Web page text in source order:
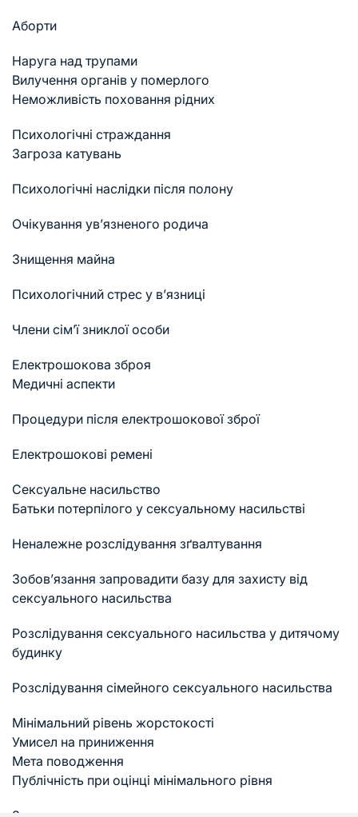
Аборти
Наруга над трупами
Вилучення органів у померлого
Неможливість поховання рідних
Психологічні страждання
Загроза катувань
Психологічні наслідки після полону
Очікування ув’язненого родича
Знищення майна
Психологічний стрес у в’язниці
Члени сім’ї зниклої особи
Електрошокова зброя
Медичні аспекти
Процедури після електрошокової зброї
Електрошокові ремені
Сексуальне насильство
Батьки потерпілого у сексуальному насильстві
Неналежне розслідування зґвалтування
Зобов’язання запровадити базу для захисту від
сексуального насильства
Розслідування сексуального насильства у дитячому
будинку
Розслідування сімейного сексуального насильства
Мінімальний рівень жорстокості
Умисел на приниження
Мета поводження
Публічність при оцінці мінімального рівня